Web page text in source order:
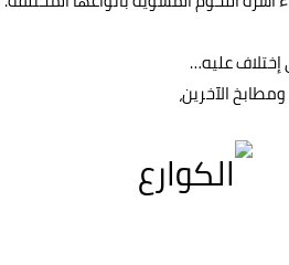
إختلاف عليه…
الآخرين،